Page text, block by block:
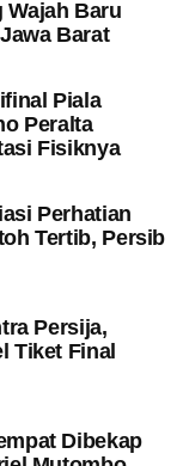
Wajah Baru
Barat
Piala
Peralta
Fisiknya
Perhatian
Tertib, Persib
Persija,
Tiket Final
Dibekap